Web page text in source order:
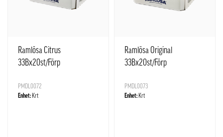
Ramlösa Citrus
33Bx20st/Förp
PMDL0072
Enhet: Krt
Ramlösa Original
33Bx20st/Förp
PMDL0073
Enhet: Krt